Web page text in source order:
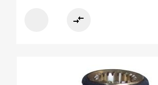
compare_arrows